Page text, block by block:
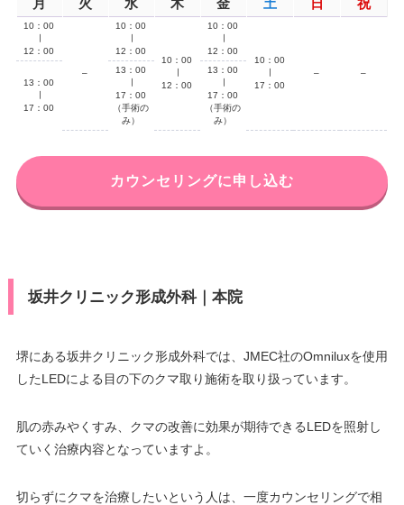
月 火 水 木 金 土 日 祝
10：00
12：00
–
10：00
12：00
10：00
12：00
10：00
12：00
10：00
17：00
–
–
13：00
17：00
13：00
17：00
（手術の
み）
13：00
17：00
（手術の
み）
カウンセリングに申し込む
坂井クリニック形成外科｜本院
堺にある坂井クリニック形成外科では、JMEC社のOmniluxを使用
したLEDによる目の下のクマ取り施術を取り扱っています。
肌の赤みやくすみ、クマの改善に効果が期待できるLEDを照射し
ていく治療内容となっていますよ。
切らずにクマを治療したいという人は、一度カウンセリングで相